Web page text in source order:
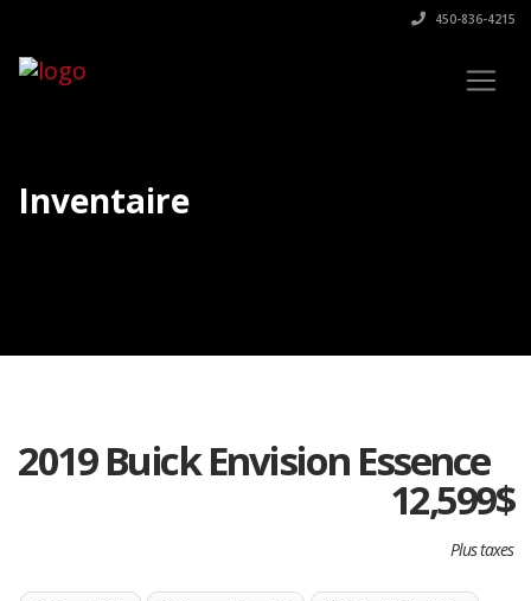
450-836-4215
Inventaire
2019 Buick Envision Essence
12,599$
Plus taxes